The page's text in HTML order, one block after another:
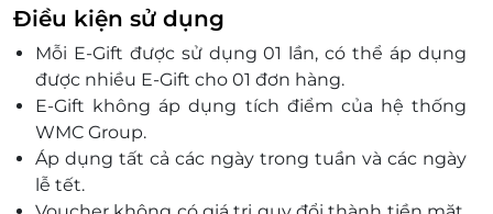
đặt chỗ và thanh toán.
Món quà ý nghĩa cho những dịp quan trọng
hoặc tri ân khách hàng.
Điều kiện sử dụng
Mỗi E-Gift được sử dụng 01 lần, có thể áp dụng
được nhiều E-Gift cho 01 đơn hàng.
E-Gift không áp dụng tích điểm của hệ thống
WMC Group.
Áp dụng tất cả các ngày trong tuần và các ngày
lễ tết.